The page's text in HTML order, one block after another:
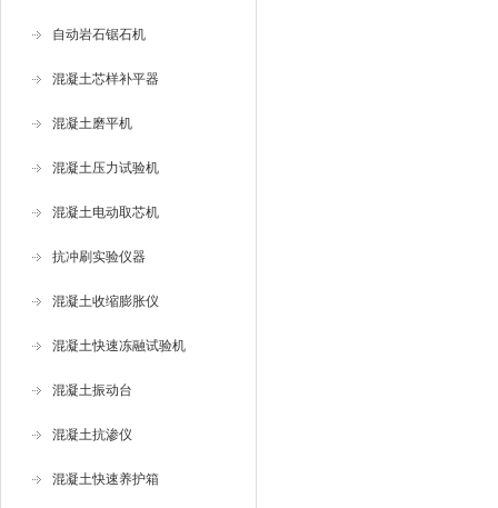
自动岩石锯石机
混凝土芯样补平器
混凝土磨平机
混凝土压力试验机
混凝土电动取芯机
抗冲刷实验仪器
混凝土收缩膨胀仪
混凝土快速冻融试验机
混凝土振动台
混凝土抗渗仪
混凝土快速养护箱